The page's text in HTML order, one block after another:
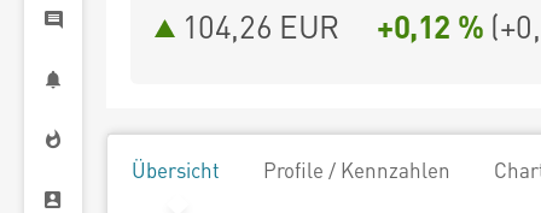
104,26 EUR +0,12 % (
Übersicht Profile / Kennzahlen